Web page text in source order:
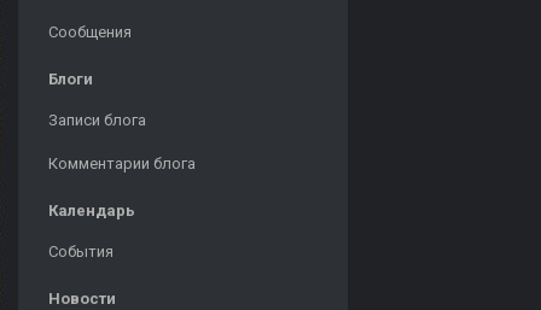
Сообщения
Блоги
Записи блога
Комментарии блога
Календарь
События
Новости